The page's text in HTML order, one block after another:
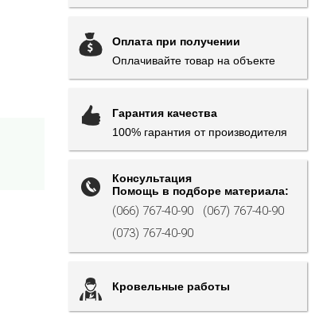
Оплата при получении
Оплачивайте товар на объекте
Гарантия качества
100% гарантия от производителя
Консультация
Помощь в подборе материала:
(066) 767-40-90
(067) 767-40-90
(073) 767-40-90
Кровельные работы